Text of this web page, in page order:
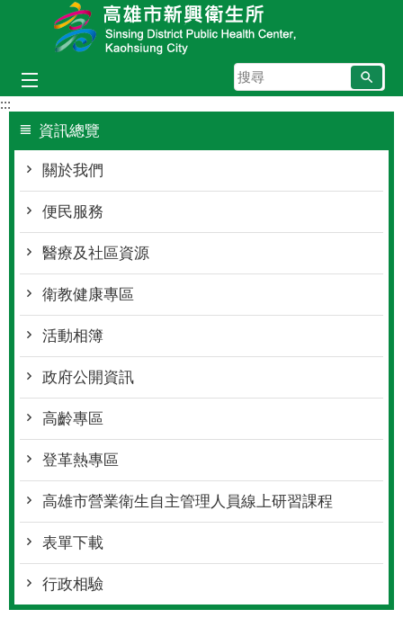
跳到主要內容區塊
搜
尋
:::
資訊總覽
關於我們
便民服務
醫療及社區資源
衛教健康專區
活動相簿
政府公開資訊
高齡專區
登革熱專區
高雄市營業衛生自主管理人員線上研習課程
表單下載
行政相驗